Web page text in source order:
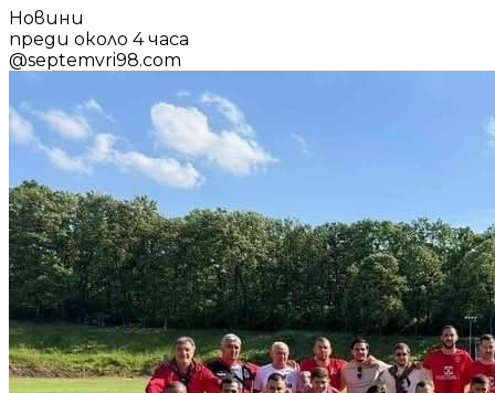
Новини
преди около 4 часа
@septemvri98.com